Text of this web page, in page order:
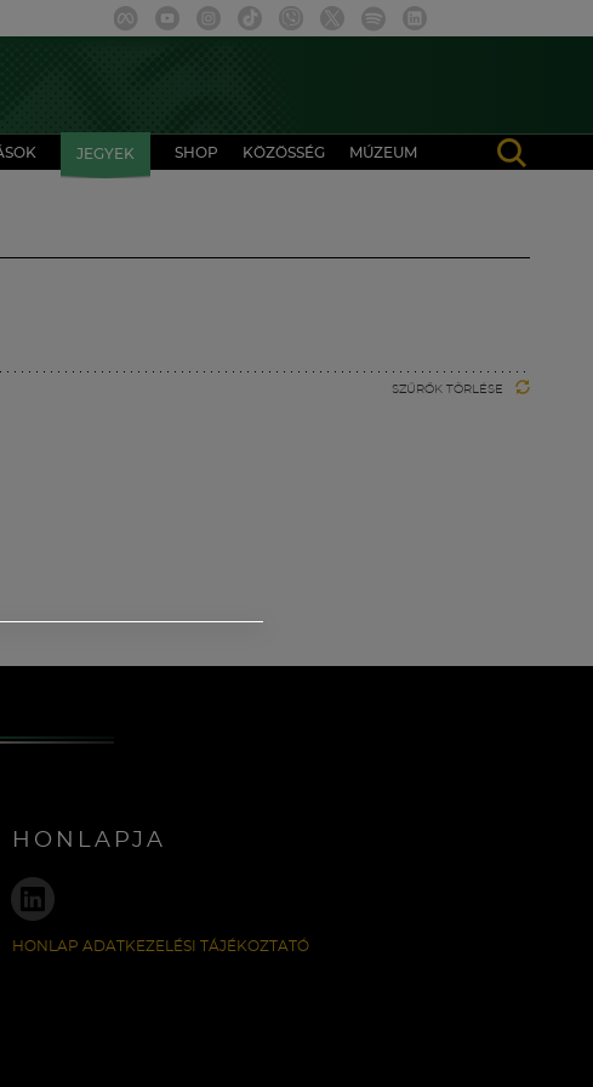
JEGYEK SHOP KÖZÖSSÉG MÚZEUM
SZŰRŐK TÖRLÉSE
HONLAPJA
HONLAP ADATKEZELÉSI TÁJÉKOZTATÓ